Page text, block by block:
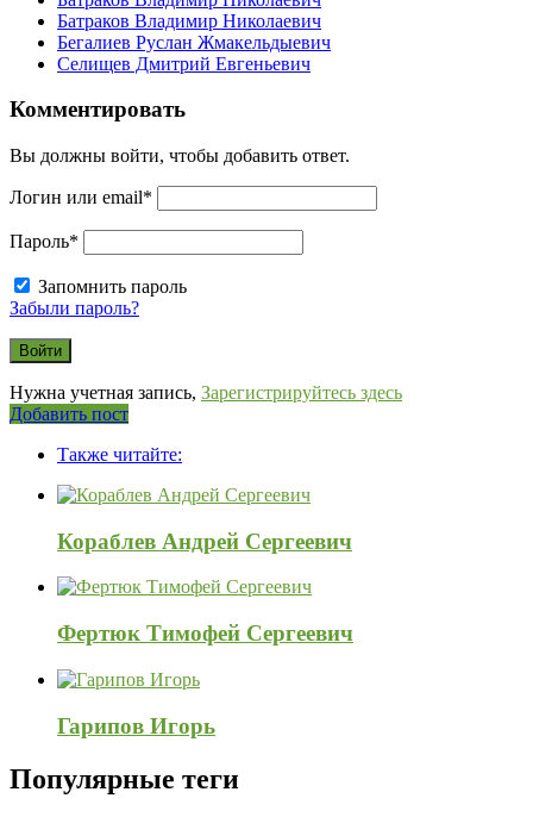
Батраков Владимир Николаевич
Бегалиев Руслан Жмакельдыевич
Селищев Дмитрий Евгеньевич
Комментировать
Вы должны войти, чтобы добавить ответ.
Логин или email*
Пароль*
Запомнить пароль
Забыли пароль?
Нужна учетная запись, Зарегистрируйтесь здесь
Боковая
Добавить пост
120x600Также читайте:
Кораблев Андрей Сергеевич
Фертюк Тимофей Сергеевич
Гарипов Игорь
Популярные теги